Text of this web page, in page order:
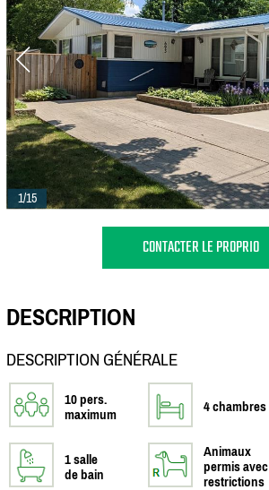
1/15
CONTACTER LE PROPRIO
DESCRIPTION
DESCRIPTION GÉNÉRALE
10 pers.
maximum
4 chambres
1 salle
de bain
Animaux
permis avec
restrictions